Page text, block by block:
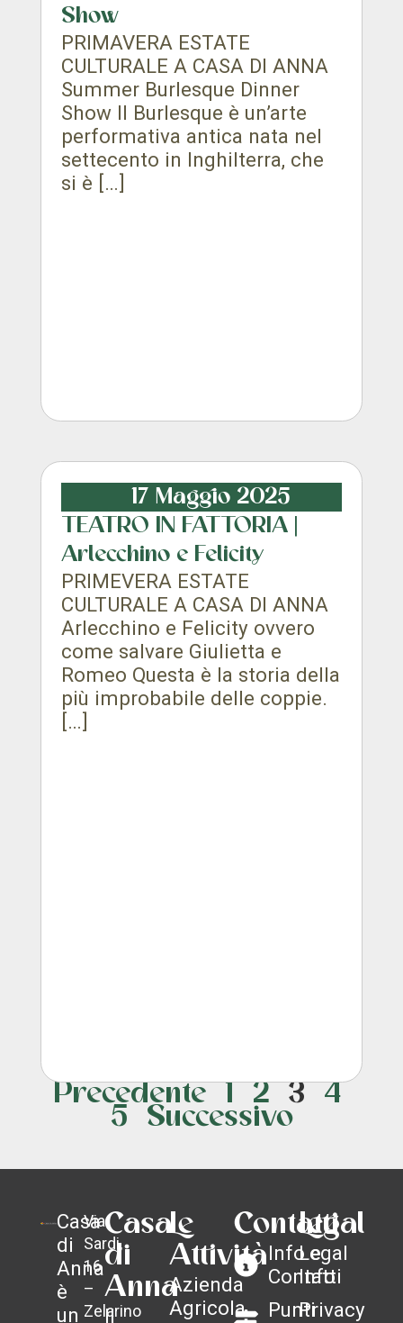
Show
PRIMAVERA ESTATE
CULTURALE A CASA DI ANNA
Summer Burlesque Dinner
Show Il Burlesque è un’arte
performativa antica nata nel
settecento in Inghilterra, che
si è […]
17 Maggio 2025
TEATRO IN FATTORIA |
Arlecchino e Felicity
PRIMEVERA ESTATE
CULTURALE A CASA DI ANNA
Arlecchino e Felicity ovvero
come salvare Giulietta e
Romeo Questa è la storia della
più improbabile delle coppie.
[…]
Precedente 1 2 3 4
5 Successivo
Casa
di
Anna
è
un
Via
Sardi,
16
–
Zelarino
Casa
di
Anna
Il
Le
Attività
Azienda
Agricola
Contatti
Info e
Contatti
Punti
Legal
Legal
Info
Privacy